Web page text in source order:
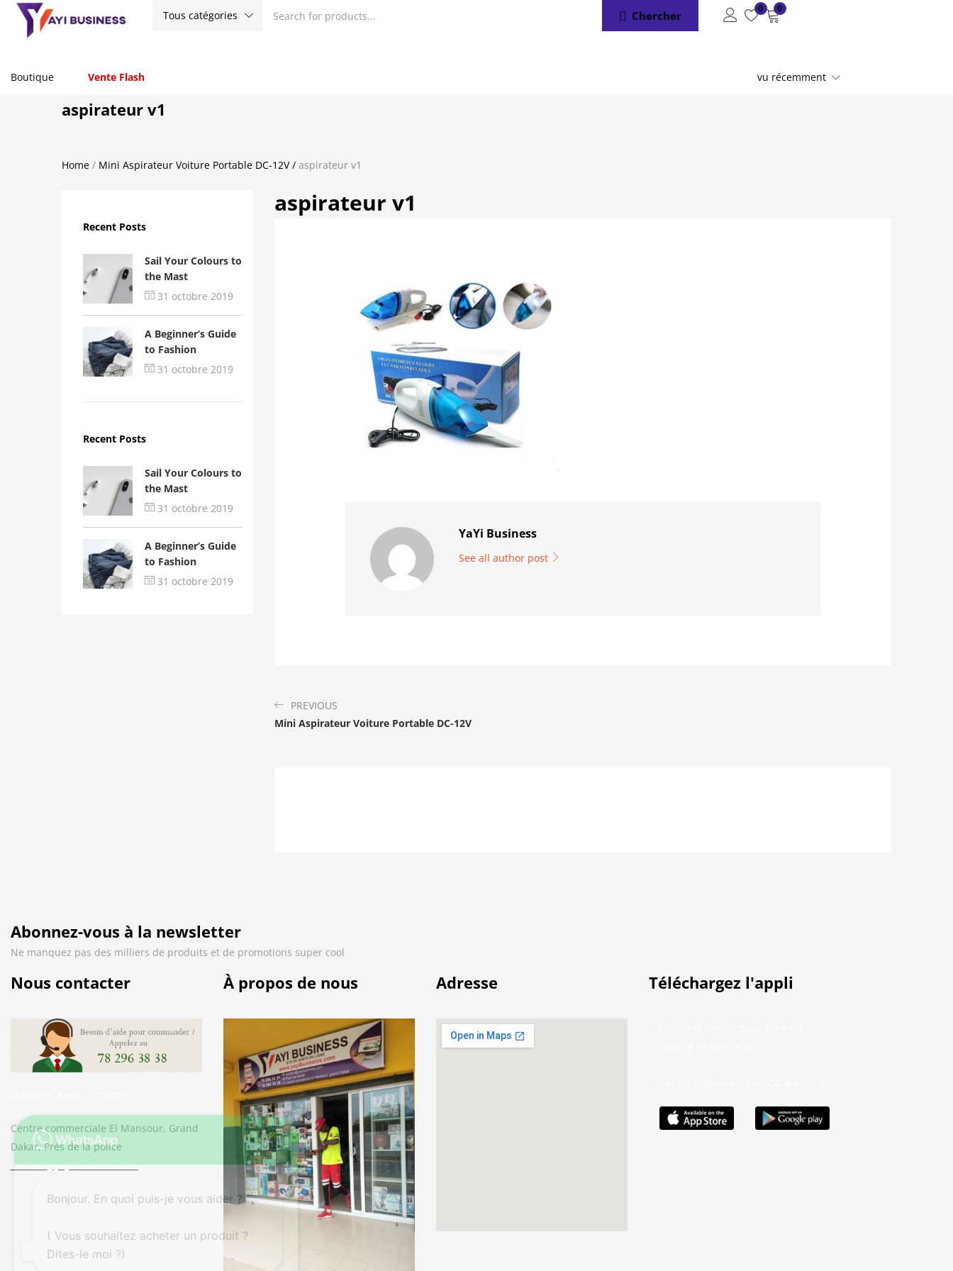
Tous catégories Chercher
0 0
Boutique Vente Flash vu récemment
aspirateur v1
Home / Mini Aspirateur Voiture Portable DC-12V/ aspirateur v1
Recent Posts
Sail Your Colours to
the Mast
31 octobre 2019
A Beginner’s Guide
to Fashion
31 octobre 2019
Recent Posts
Sail Your Colours to
the Mast
31 octobre 2019
A Beginner’s Guide
to Fashion
31 octobre 2019
aspirateur v1
YaYi Business
See all author post
PREVIOUS
Mini Aspirateur Voiture Portable DC-12V
Abonnez-vous à la newsletter
Ne manquez pas des milliers de produits et de promotions super cool
Nous contacter
Centre commerciale El Mansour, Grand
Dakar, Prés de la police
contact@yayibusiness.com
À propos de nous Adresse Téléchargez l'appli
Bonjour. En quoi puis-je vous aider ?
( Vous souhaitez acheter un produit ?
Dites-le moi ?)